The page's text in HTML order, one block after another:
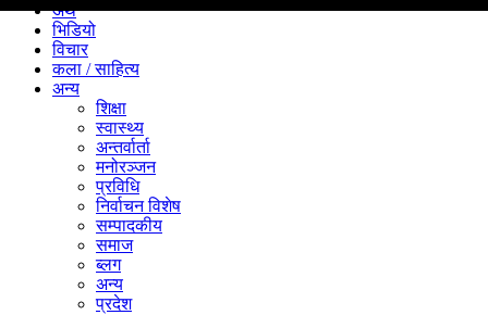
अर्थ
भिडियो
विचार
कला / साहित्य
अन्य
शिक्षा
स्वास्थ्य
अन्तर्वार्ता
मनोरञ्जन
प्रविधि
निर्वाचन विशेष
सम्पादकीय
समाज
ब्लग
अन्य
प्रदेश